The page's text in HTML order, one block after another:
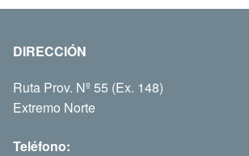
DIRECCIÓN
Ruta Prov. Nº 55 (Ex. 148)
Extremo Norte
Teléfono: